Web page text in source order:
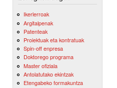
Ikerlerroak
Argitalpenak
Patenteak
Proiektuak eta kontratuak
Spin-off enpresa
Doktorego programa
Master ofiziala
Antolatutako ekintzak
Etengabeko formakuntza